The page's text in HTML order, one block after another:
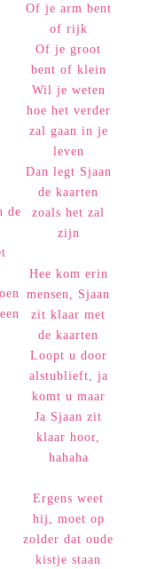
de
Of je arm bent
of rijk
Of je groot
bent of klein
Wil je weten
hoe het verder
zal gaan in je
leven
Dan legt Sjaan
de kaarten
zoals het zal
zijn
Hee kom erin
mensen, Sjaan
zit klaar met
de kaarten
Loopt u door
alstublieft, ja
komt u maar
Ja Sjaan zit
klaar hoor,
hahaha
Ergens weet
hij, moet op
zolder dat oude
kistje staan